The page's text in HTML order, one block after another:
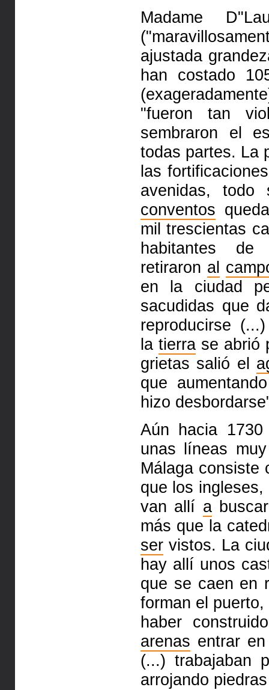
Madame
ajustada
han costado
"fueron tan
sembraron el
todas partes. La
las
avenidas,
conventos
mil trescientas
habitantes de
retiraron al
en la ciudad
sacudidas que
reproducirse (...)
la tierrase abrió
grietas salió el
que
hizo
Aún hacia
unas líneas
Málaga
que los
van allí a
más que la
ser vistos. La
hay allí unos
que se caen en
forman el
haber
arenas entrar
(...) trabajaban
arrojando